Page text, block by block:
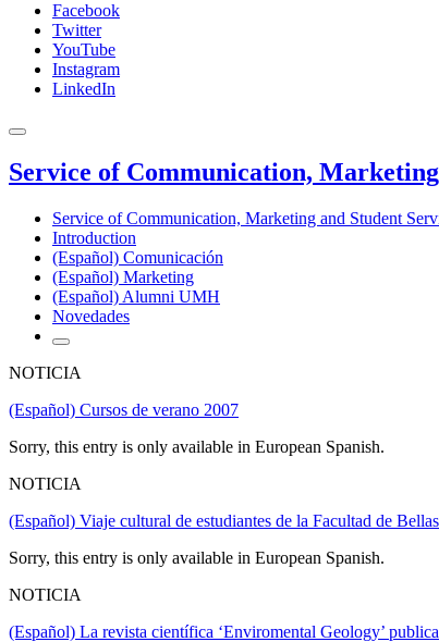
Facebook
Twitter
YouTube
Instagram
LinkedIn
Service of Communication,
Service of Communication, Marketing and Student
Introduction
(Español) Comunicación
(Español) Marketing
(Español) Alumni UMH
Novedades
NOTICIA
(Español) Cursos de verano 2007
Sorry, this entry is only available in European Spanish.
NOTICIA
(Español) Viaje cultural de estudiantes de la Facultad de
Sorry, this entry is only available in European Spanish.
NOTICIA
(Español) La revista científica ‘Enviromental Geology’